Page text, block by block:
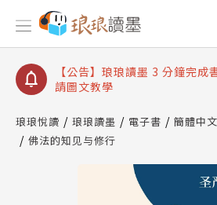
【公告】琅琅讀墨數位閱讀資
【公告】琅琅讀墨書櫃開通常
【公告】琅琅讀墨 3 分鐘完成
請圖文教學
查詢
【公告】琅琅讀墨數位閱讀資
琅琅悅讀 琅琅讀墨 電子書 簡體中文
佛法的知见与修行